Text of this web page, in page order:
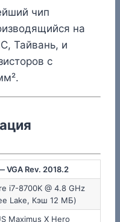
чип
на
Тайвань, и
c
VGA Rev. 2018.2
i7-8700K @ 4.8 GHz
Lake, Кэш 12 МБ)
Maximus X Hero